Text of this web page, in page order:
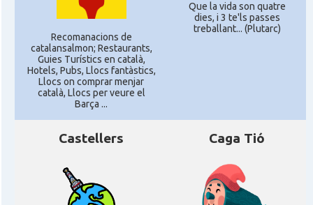
Recomanacions de
catalansalmon; Restaurants,
Guies Turístics en català,
Hotels, Pubs, Llocs fantàstics,
Llocs on comprar menjar
català, Llocs per veure el
Barça ...
Que la vida son quatre
dies, i 3 te'ls passes
treballant... (Plutarc)
Castellers Caga Tió